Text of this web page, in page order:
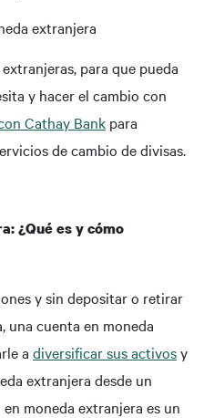
extranjera
para que pueda
y hacer el cambio con
Cathay Bank para
de cambio de divisas.
¿Qué es y cómo
y sin depositar o retirar
una cuenta en moneda
a diversificar sus activosy
extranjera desde un
moneda extranjera es un